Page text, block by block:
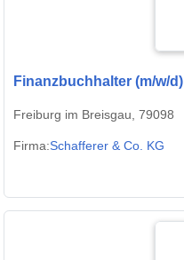
Finanzbuchhalter (m/w/d)
Freiburg im Breisgau, 79098
Firma:Schafferer & Co. KG